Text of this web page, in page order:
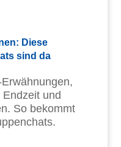
Diese
sind da
und
So bekommt